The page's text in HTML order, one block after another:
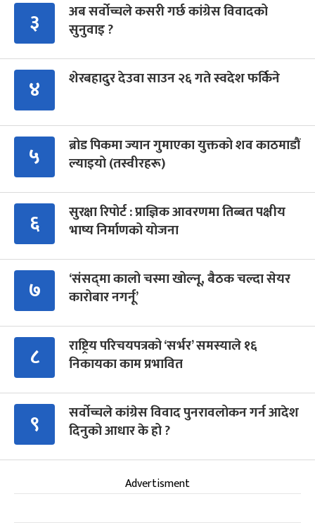
३
अब सर्वोच्चले कसरी गर्छ कांग्रेस विवादको
सुनुवाइ ?
४ शेरबहादुर देउवा साउन २६ गते स्वदेश फर्किने
५
ब्रोड पिकमा ज्यान गुमाएका युक्तको शव काठमाडौं
ल्याइयो (तस्वीरहरू)
६
सुरक्षा रिपोर्ट : प्राज्ञिक आवरणमा तिब्बत पक्षीय
भाष्य निर्माणको योजना
७
‘संसद्‍मा कालो चस्मा खोल्नू, बैठक चल्दा सेयर
कारोबार नगर्नू’
८
राष्ट्रिय परिचयपत्रको ‘सर्भर’ समस्याले १६
निकायका काम प्रभावित
९
सर्वोच्चले कांग्रेस विवाद पुनरावलोकन गर्न आदेश
दिनुको आधार के हो ?
Advertisment